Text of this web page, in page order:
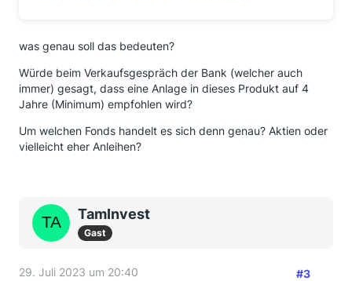
was genau soll das bedeuten?
Würde beim Verkaufsgespräch der Bank (welcher auch
immer) gesagt, dass eine Anlage in dieses Produkt auf 4
Jahre (Minimum) empfohlen wird?
Um welchen Fonds handelt es sich denn genau? Aktien oder
vielleicht eher Anleihen?
TamInvest
Gast
29. Juli 2023 um 20:40 #3